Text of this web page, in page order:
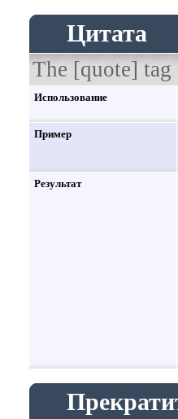
Цитата
The [quote]
Использование
Пример
Результат